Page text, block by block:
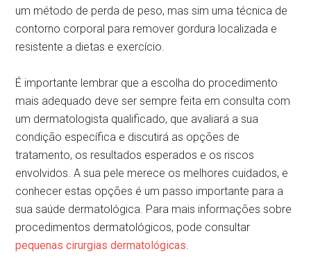
um método de perda de peso, mas sim uma técnica de
contorno corporal para remover gordura localizada e
resistente a dietas e exercício.
É importante lembrar que a escolha do procedimento
mais adequado deve ser sempre feita em consulta com
um dermatologista qualificado, que avaliará a sua
condição específica e discutirá as opções de
tratamento, os resultados esperados e os riscos
envolvidos. A sua pele merece os melhores cuidados, e
conhecer estas opções é um passo importante para a
sua saúde dermatológica. Para mais informações sobre
procedimentos dermatológicos, pode consultar
pequenas cirurgias dermatológicas.